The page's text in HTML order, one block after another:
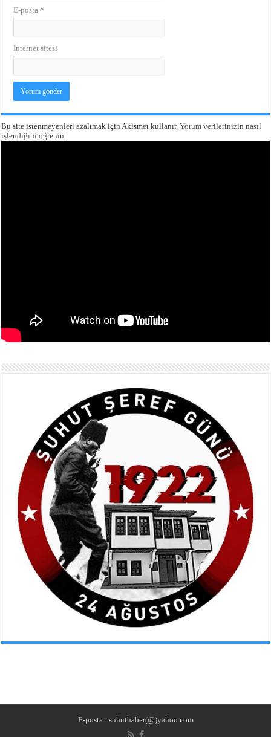
E-posta*
İnternet sitesi
Bu site istenmeyenleri azaltmak için Akismet kullanır.Yorum verilerinizin nasıl
işlendiğini öğrenin.
E-posta : suhuthaber(@)yahoo.com